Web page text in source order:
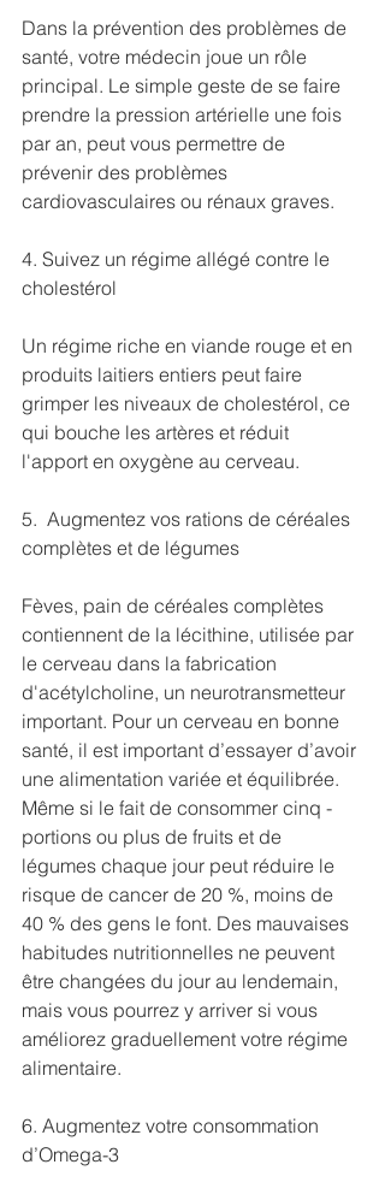
Dans la prévention des problèmes de
santé, votre médecin joue un rôle
principal. Le simple geste de se faire
prendre la pression artérielle une fois
par an, peut vous permettre de
prévenir des problèmes
cardiovasculaires ou rénaux graves.
4. Suivez un régime allégé contre le
cholestérol
Un régime riche en viande rouge et en
produits laitiers entiers peut faire
grimper les niveaux de cholestérol, ce
qui bouche les artères et réduit
l'apport en oxygène au cerveau.
5.  Augmentez vos rations de céréales
complètes et de légumes
Fèves, pain de céréales complètes
contiennent de la lécithine, utilisée par
le cerveau dans la fabrication
d'acétylcholine, un neurotransmetteur
important. Pour un cerveau en bonne
santé, il est important d’essayer d’avoir
une alimentation variée et équilibrée.
Même si le fait de consommer cinq ­
portions ou plus de fruits et de
légumes chaque jour peut réduire le
risque de cancer de 20 %, moins de
40 % des gens le font. Des mauvaises
habitudes nutritionnelles ne peuvent
être ­changées du jour au lendemain,
mais vous pourrez y arriver si vous
améliorez graduellement votre régime
alimentaire.
6. Augmentez votre consommation
d’Omega-3